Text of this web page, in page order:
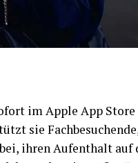
im Apple App Store
sie
ihren Aufenthalt auf